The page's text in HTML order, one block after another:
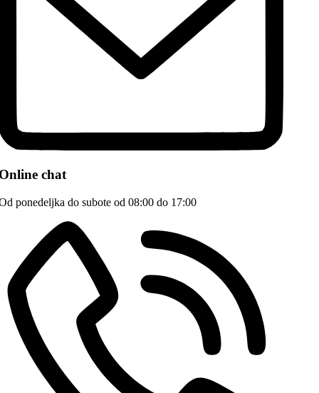
chat
ponedeljka do subote od 08:00 do 17:00